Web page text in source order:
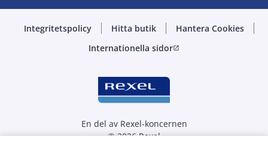
Integritetspolicy Hitta butik
Hantera Cookies
Internationella sidoropen_in_new
En del av Rexel-koncernen
© 2026 Rexel